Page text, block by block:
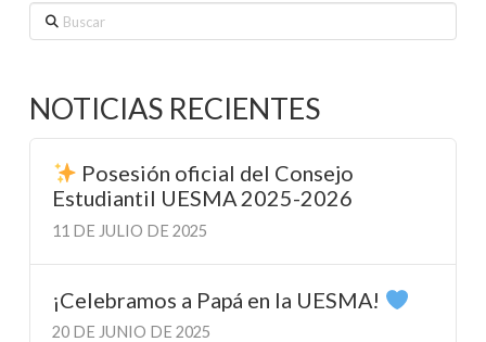
Buscar
NOTICIAS RECIENTES
Posesión oficial del Consejo
Estudiantil UESMA 2025-2026
11 DE JULIO DE 2025
¡Celebramos a Papá en la UESMA!
20 DE JUNIO DE 2025